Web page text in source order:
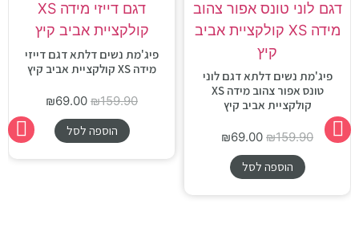
פיג'מת נשים דלתא דגם לוני
טונס אפור צהוב מידה XS
קולקציית אביב קיץ
₪159.90
₪69.00
הוספה לסל
פיג'מת נשים דלתא דגם דייזי
מידה XS קולקציית אביב קיץ
₪159.90
₪69.00
הוספה לסל